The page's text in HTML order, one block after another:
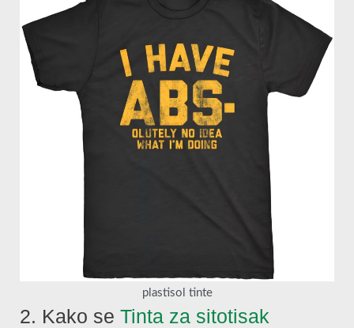
plastisol tinte
2. Kako se Tinta za sitotisak